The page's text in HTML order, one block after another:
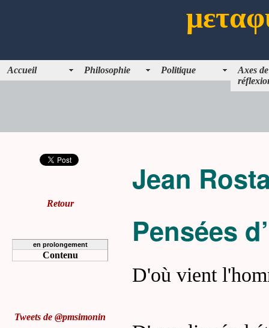
Accueil Philosophie Politique
Axes de
Jean
Pensées
D'où vient
Retour
en prolongement
Contenu
Tweets de @pmsimonin